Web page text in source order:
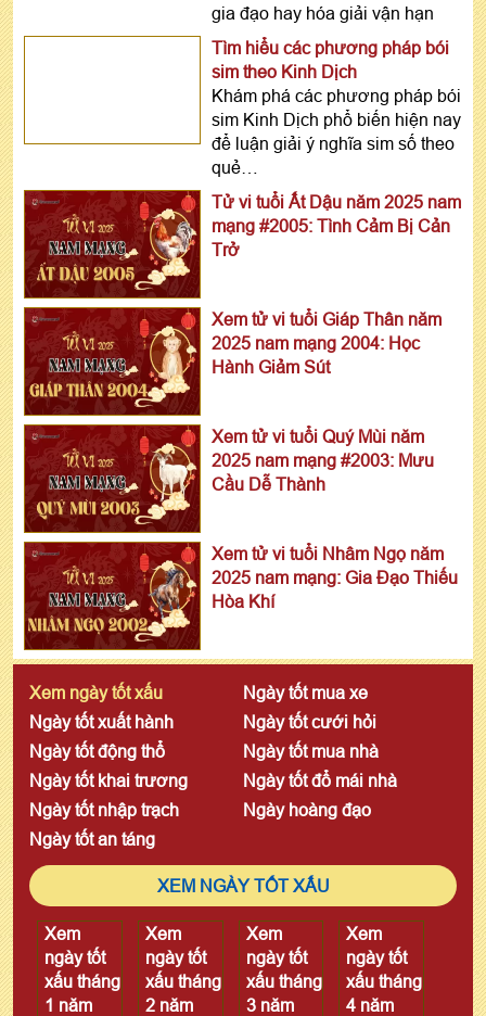
gia đạo hay hóa giải vận hạn
Tìm hiểu các phương pháp bói
sim theo Kinh Dịch
Khám phá các phương pháp bói
sim Kinh Dịch phổ biến hiện nay
để luận giải ý nghĩa sim số theo
quẻ…
Tử vi tuổi Ất Dậu năm 2025 nam
mạng #2005: Tình Cảm Bị Cản
Trở
Xem tử vi tuổi Giáp Thân năm
2025 nam mạng 2004: Học
Hành Giảm Sút
Xem tử vi tuổi Quý Mùi năm
2025 nam mạng #2003: Mưu
Cầu Dễ Thành
Xem tử vi tuổi Nhâm Ngọ năm
2025 nam mạng: Gia Đạo Thiếu
Hòa Khí
Xem ngày tốt xấu
Ngày tốt mua xe
Ngày tốt xuất hành
Ngày tốt cưới hỏi
Ngày tốt động thổ
Ngày tốt mua nhà
Ngày tốt khai trương
Ngày tốt đổ mái nhà
Ngày tốt nhập trạch
Ngày hoàng đạo
Ngày tốt an táng
XEM NGÀY TỐT XẤU
Xem
ngày tốt
xấu tháng
1 năm
Xem
ngày tốt
xấu tháng
2 năm
Xem
ngày tốt
xấu tháng
3 năm
Xem
ngày tốt
xấu tháng
4 năm